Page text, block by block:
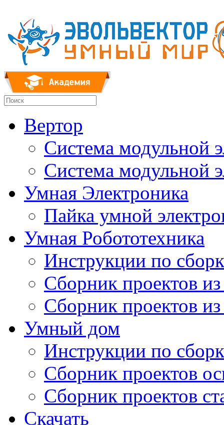
Вертор
Система модульной
Система модульной
Умная Электроника
Пайка умной
Умная Робототехника
Инструкции по
Сборник проектов
Сборник проектов
Умный дом
Инструкции по
Сборник проектов
Сборник проектов
Скачать